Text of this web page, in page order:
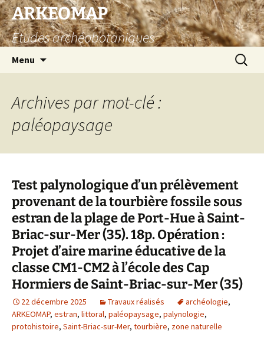
Aller
au
contenu
ARKEOMAP
Etudes archéobotaniques
Menu
Archives par mot-clé :
paléopaysage
Test palynologique d’un prélèvement
provenant de la tourbière fossile sous
estran de la plage de Port-Hue à Saint-
Briac-sur-Mer (35). 18p. Opération :
Projet d’aire marine éducative de la
classe CM1-CM2 à l’école des Cap
Hormiers de Saint-Briac-sur-Mer (35)
22 décembre 2025 Travaux réalisés archéologie,
ARKEOMAP, estran, littoral, paléopaysage, palynologie,
protohistoire, Saint-Briac-sur-Mer, tourbière, zone naturelle